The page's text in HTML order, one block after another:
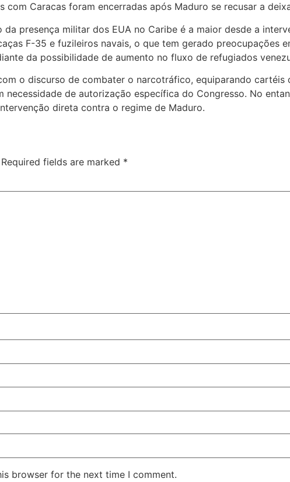
Caracas foram encerradas após Maduro se recusar a
presença militar dos EUA no Caribe é a maior desde a
F-35 e fuzileiros navais, o que tem gerado preocupações
da possibilidade de aumento no fluxo de refugiados
o discurso de combater o narcotráfico, equiparando
necessidade de autorização específica do Congresso. No
direta contra o regime de Maduro.
Required fields are marked *
browser for the next time I comment.